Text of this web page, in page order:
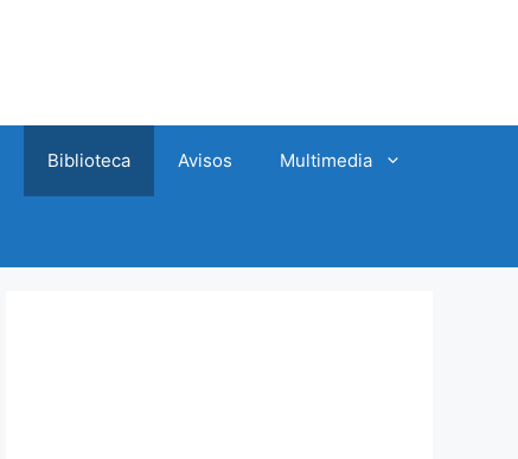
Biblioteca Avisos Multimedia